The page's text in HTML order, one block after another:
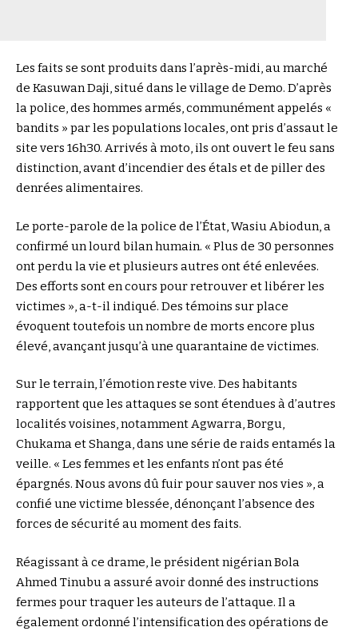
Les faits se sont produits dans l’après-midi, au marché
de Kasuwan Daji, situé dans le village de Demo. D’après
la police, des hommes armés, communément appelés «
bandits » par les populations locales, ont pris d’assaut le
site vers 16h30. Arrivés à moto, ils ont ouvert le feu sans
distinction, avant d’incendier des étals et de piller des
denrées alimentaires.
Le porte-parole de la police de l’État, Wasiu Abiodun, a
confirmé un lourd bilan humain. « Plus de 30 personnes
ont perdu la vie et plusieurs autres ont été enlevées.
Des efforts sont en cours pour retrouver et libérer les
victimes », a-t-il indiqué. Des témoins sur place
évoquent toutefois un nombre de morts encore plus
élevé, avançant jusqu’à une quarantaine de victimes.
Sur le terrain, l’émotion reste vive. Des habitants
rapportent que les attaques se sont étendues à d’autres
localités voisines, notamment Agwarra, Borgu,
Chukama et Shanga, dans une série de raids entamés la
veille. « Les femmes et les enfants n’ont pas été
épargnés. Nous avons dû fuir pour sauver nos vies », a
confié une victime blessée, dénonçant l’absence des
forces de sécurité au moment des faits.
Réagissant à ce drame, le président nigérian Bola
Ahmed Tinubu a assuré avoir donné des instructions
fermes pour traquer les auteurs de l’attaque. Il a
également ordonné l’intensification des opérations de